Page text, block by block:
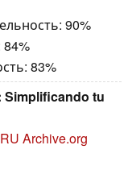
90%
83%
Simplificando tu
Archive.org